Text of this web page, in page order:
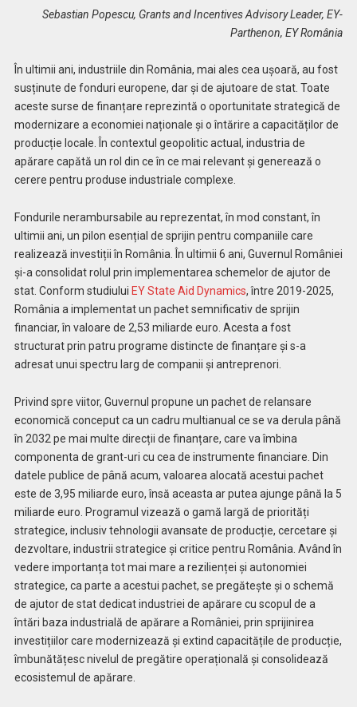
Sebastian Popescu, Grants and Incentives Advisory Leader, EY-
Parthenon, EY România
În ultimii ani, industriile din România, mai ales cea ușoară, au fost
susținute de fonduri europene, dar și de ajutoare de stat. Toate
aceste surse de finanțare reprezintă o oportunitate strategică de
modernizare a economiei naționale și o întărire a capacităților de
producție locale. În contextul geopolitic actual, industria de
apărare capătă un rol din ce în ce mai relevant și generează o
cerere pentru produse industriale complexe.
Fondurile nerambursabile au reprezentat, în mod constant, în
ultimii ani, un pilon esențial de sprijin pentru companiile care
realizează investiții în România. În ultimii 6 ani, Guvernul României
și-a consolidat rolul prin implementarea schemelor de ajutor de
stat. Conform studiului EY State Aid Dynamics, între 2019-2025,
România a implementat un pachet semnificativ de sprijin
financiar, în valoare de 2,53 miliarde euro. Acesta a fost
structurat prin patru programe distincte de finanțare și s-a
adresat unui spectru larg de companii și antreprenori.
Privind spre viitor, Guvernul propune un pachet de relansare
economică conceput ca un cadru multianual ce se va derula până
în 2032 pe mai multe direcții de finanțare, care va îmbina
componenta de grant-uri cu cea de instrumente financiare. Din
datele publice de până acum, valoarea alocată acestui pachet
este de 3,95 miliarde euro, însă aceasta ar putea ajunge până la 5
miliarde euro. Programul vizează o gamă largă de priorități
strategice, inclusiv tehnologii avansate de producție, cercetare și
dezvoltare, industrii strategice și critice pentru România. Având în
vedere importanța tot mai mare a rezilienței și autonomiei
strategice, ca parte a acestui pachet, se pregătește și o schemă
de ajutor de stat dedicat industriei de apărare cu scopul de a
întări baza industrială de apărare a României, prin sprijinirea
investițiilor care modernizează și extind capacitățile de producție,
îmbunătățesc nivelul de pregătire operațională și consolidează
ecosistemul de apărare.